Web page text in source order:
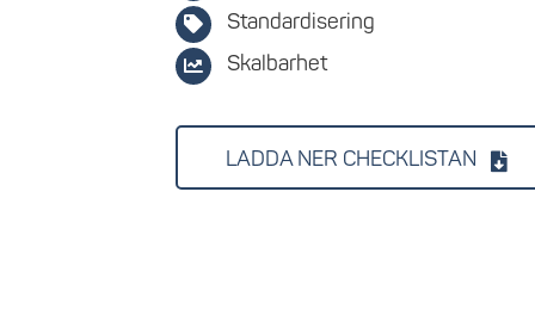
Standardisering
Skalbarhet
LADDA NER CHECKLISTAN